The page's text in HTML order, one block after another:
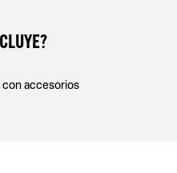
con accesorios